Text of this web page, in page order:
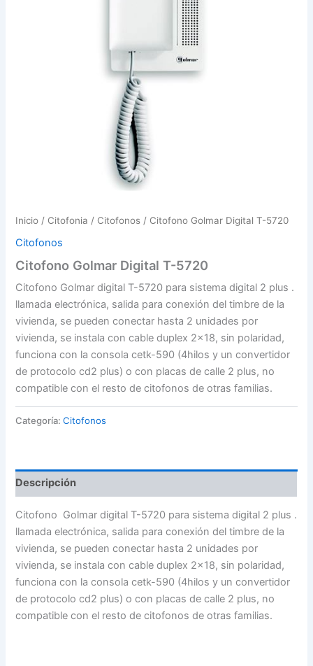
Inicio / Citofonia / Citofonos / Citofono Golmar Digital T-5720
Citofonos
Citofono Golmar Digital T-5720
Citofono Golmar digital T-5720 para sistema digital 2 plus .
llamada electrónica, salida para conexión del timbre de la
vivienda, se pueden conectar hasta 2 unidades por
vivienda, se instala con cable duplex 2×18, sin polaridad,
funciona con la consola cetk-590 (4hilos y un convertidor
de protocolo cd2 plus) o con placas de calle 2 plus, no
compatible con el resto de citofonos de otras familias.
Categoría:Citofonos
Descripción
Citofono Golmar digital T-5720 para sistema digital 2 plus .
llamada electrónica, salida para conexión del timbre de la
vivienda, se pueden conectar hasta 2 unidades por
vivienda, se instala con cable duplex 2×18, sin polaridad,
funciona con la consola cetk-590 (4hilos y un convertidor
de protocolo cd2 plus) o con placas de calle 2 plus, no
compatible con el resto de citofonos de otras familias.